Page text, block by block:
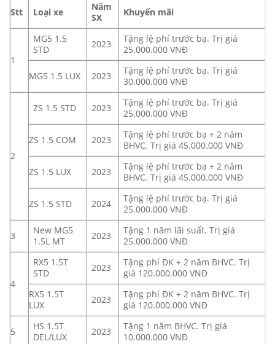
Stt Loại xe
Năm
SX
Khuyến mãi
1
MG5 1.5
STD
2023
Tặng lệ phí trước bạ. Trị giá
25.000.000 VNĐ
MG5 1.5 LUX 2023
Tặng lệ phí trước bạ. Trị giá
30.000.000 VNĐ
2
ZS 1.5 STD 2023
Tặng lệ phí trước bạ. Trị giá
25.000.000 VNĐ
ZS 1.5 COM 2023
Tặng lệ phí trước bạ + 2 năm
BHVC. Trị giá 45.000.000 VNĐ
ZS 1.5 LUX 2023
Tặng lệ phí trước bạ + 2 năm
BHVC. Trị giá 45.000.000 VNĐ
ZS 1.5 STD 2024
Tặng lệ phí trước bạ. Trị giá
25.000.000 VNĐ
3
New MG5
1.5L MT
2023
Tặng 1 năm lãi suất. Trị giá
25.000.000 VNĐ
4
RX5 1.5T
STD
2023
Tặng phí ĐK + 2 năm BHVC. Trị
giá 120.000.000 VNĐ
RX5 1.5T
LUX
2023
Tặng phí ĐK + 2 năm BHVC. Trị
giá 120.000.000 VNĐ
5
HS 1.5T
DEL/LUX
2023
Tặng 1 năm BHVC. Trị giá
10.000.000 VNĐ